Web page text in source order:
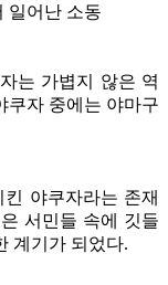
일어난 소동
는 가볍지 않은 역
쿠자 중에는 야마구
야쿠자라는 존재
서민들 속에 깃들
계기가 되었다.